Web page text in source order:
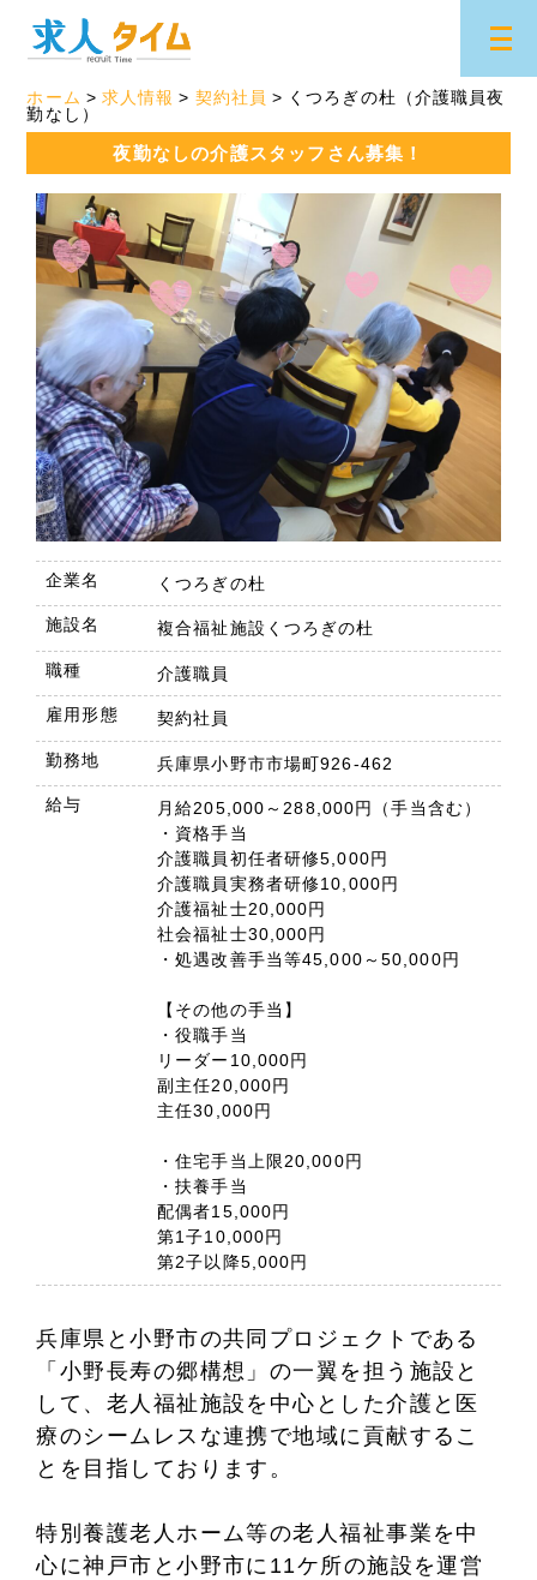
ホーム 求人情報 契約社員
くつろぎの杜（介護職員夜
勤なし）
夜勤なしの介護スタッフさん募集！
企業名 くつろぎの杜
施設名 複合福祉施設くつろぎの杜
職種 介護職員
雇用形態 契約社員
勤務地 兵庫県小野市市場町926-462
給与
月給205,000～288,000円（手当含む）
・資格手当
介護職員初任者研修5,000円
介護職員実務者研修10,000円
介護福祉士20,000円
社会福祉士30,000円
・処遇改善手当等45,000～50,000円
【その他の手当】
・役職手当
リーダー10,000円
副主任20,000円
主任30,000円
・住宅手当上限20,000円
・扶養手当
配偶者15,000円
第1子10,000円
第2子以降5,000円
兵庫県と小野市の共同プロジェクトである
「小野長寿の郷構想」の一翼を担う施設と
して、老人福祉施設を中心とした介護と医
療のシームレスな連携で地域に貢献するこ
とを目指しております。
特別養護老人ホーム等の老人福祉事業を中
心に神戸市と小野市に11ケ所の施設を運営